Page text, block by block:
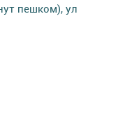
пешком), ул